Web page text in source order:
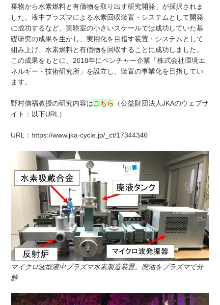
棄物から水素燃料と有価物を取り出す研究開発」が採択されま
した。液中プラズマによる水素回収装置・システムとして開発
に成功するなど、実験室の小さいスケールでは成功していた基
礎研究の成果を生かし、実用化を目指す装置・システムとして
組み上げ、水素燃料と有価物を回収することに成功しました。
この成果をもとに、2018年にベンチャー企業「株式会社環境エ
ネルギー・技術研究所」を設立し、装置の事業化を目指してい
ます。
野村信福教授の研究内容はこちら
（公益財団法人JKAのウェブサ
イト：以下URL）
URL： https://www.jka-cycle.jp/_ct/17344346
マイクロ波型液中プラズマ水素製造装置。廃油をプラズマで分
解